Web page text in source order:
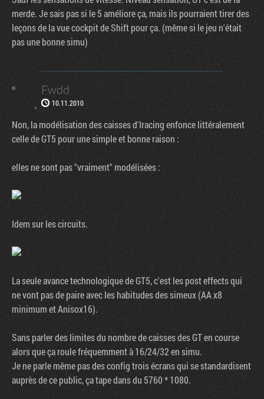
merde. Je sais pas si le 5 améliore ça, mais ils pourraient tirer des
leçons de la vue cockpit de Shift pour ça. (même si le jeu n'était
pas une bonne simu)
Fwdd
10.11.2010
Non, la modélisation des caisses d'Iracing enfonce littéralement
celle de GT5 pour une simple et bonne raison :
elles ne sont pas "vraiment" modélisées :
Idem sur les circuits.
La seule avance technologique de GT5, c'est les post effects qui
ne vont pas de paire avec les habitudes des simeux (AA x8
minimum et Anisox16).
Sans parler des limites du nombre de caisses des GT en course
alors que ça roule fréquemment à 16/24/32 en simu.
Je ne parle même pas des config trois écrans qui se standardisent
auprès de ce public, ça tape dans du 5760 * 1080.